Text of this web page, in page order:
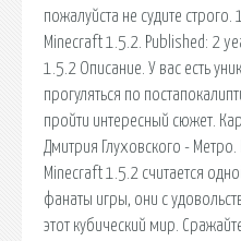
пожалуйста не судите
Minecraft 1.5.2. Published: 2
1.5.2 Описание. У вас есть
прогуляться по
пройти интересный сюжет.
Дмитрия Глуховского -
Minecraft 1.5.2 считается
фанаты игры, они с
этот кубический мир.